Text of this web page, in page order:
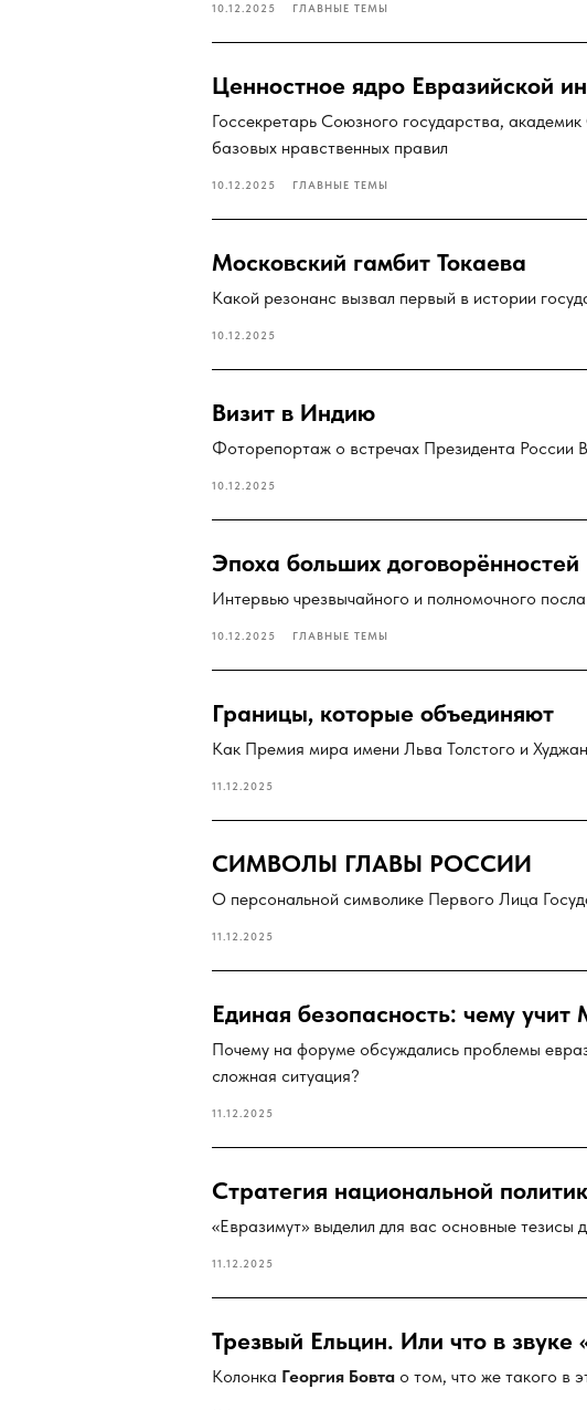
10.12.2025 ГЛАВНЫЕ ТЕМЫ
Ценностное ядро Евразийской
Госсекретарь Союзного государства, академик
базовых нравственных правил
10.12.2025 ГЛАВНЫЕ ТЕМЫ
Московский гамбит Токаева
Какой резонанс вызвал первый в истории
10.12.2025
Визит в Индию
Фоторепортаж о встречах Президента России
10.12.2025
Эпоха больших договорённостей
Интервью чрезвычайного и полномочного
10.12.2025 ГЛАВНЫЕ ТЕМЫ
Границы, которые объединяют
Как Премия мира имени Льва Толстого и
11.12.2025
СИМВОЛЫ ГЛАВЫ РОССИИ
О персональной символике Первого Лица
11.12.2025
Единая безопасность: чему
Почему на форуме обсуждались проблемы
сложная ситуация?
11.12.2025
Стратегия национальной
«Евразимут» выделил для вас основные тезисы
11.12.2025
Трезвый Ельцин. Или что в звуке
Колонка Георгия Бовта о том, что же такого в